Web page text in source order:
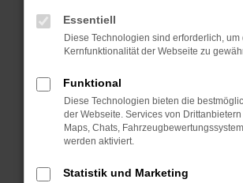
Manche Erweiterungen, wie
können das Laden bestimmter
verhindern. Funktioniert die Seite
anderen Browser oder in einem
Fenster?
Starte dein Gerät neu.
Das kann manchmal helfen,
Stelle sicher, dass dein Browser
Essentiell
Diese Technologien sind erforderlich, um
Kernfunktionalität der Webseite zu
Funktional
Diese Technologien bieten die
der Webseite. Services von
Maps, Chats,
werden aktiviert.
Statistik und Marketing